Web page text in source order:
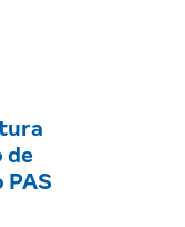
de
PAS